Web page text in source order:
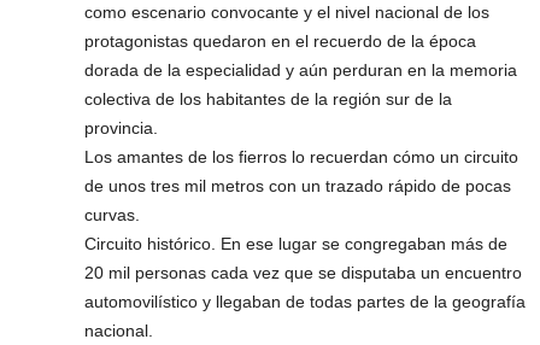
como escenario convocante y el nivel nacional de los
protagonistas quedaron en el recuerdo de la época
dorada de la especialidad y aún perduran en la memoria
colectiva de los habitantes de la región sur de la
provincia.
Los amantes de los fierros lo recuerdan cómo un circuito
de unos tres mil metros con un trazado rápido de pocas
curvas.
Circuito histórico. En ese lugar se congregaban más de
20 mil personas cada vez que se disputaba un encuentro
automovilístico y llegaban de todas partes de la geografía
nacional.